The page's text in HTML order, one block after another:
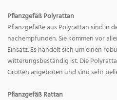
Pflanzgefäß Polyrattan
Pflanzgefäße aus Polyrattan sind in
nachempfunden. Sie kommen vor
Einsatz. Es handelt sich um einen
witterungsbeständig ist. Die
Größen angeboten und sind sehr
Pflanzgefäß Rattan